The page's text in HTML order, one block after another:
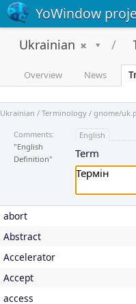
YoWindow
Ukrainian
Overview News
Ukrainian / Terminology / gnome/
Comments:
"English
Definition"
English
Term
abort
Abstract
Accelerator
Accept
access